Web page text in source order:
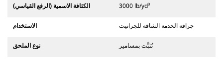
الكثافة الاسمية (الرفع القياسي) 3000 lb/yd³
الاستخدام جرافة الخدمة الشاقة للجرانيت
نوع الملحق تُثبَّت بمسامير